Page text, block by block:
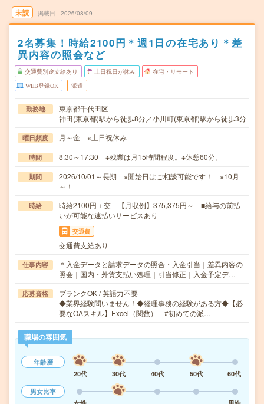
未読 掲載日 2026/08/09
2名募集！時給2100円＊週1日の在宅あり＊差
異内容の照会など
交通費別途支給あり 土日祝日が休み 在宅・リモート
WEB登録OK 派遣
勤務地
東京都千代田区
神田(東京都)駅から徒歩8分／小川町(東京都)駅から徒歩3分
曜日頻度 月～金 ※土日祝休み
時間 8:30～17:30 ※残業は月15時間程度。※休憩60分。
期間
2026/10/01～長期 ※開始日はご相談可能です！ ※10月
～！
時給
時給2100円＋交 【月収例】375,375円～ ■給与の前払
いが可能な速払いサービスあり
交通費
交通費支給あり
仕事内容
＊入金データと請求データの照合・入金引当｜差異内容の
照会｜国内・外貨支払い処理｜引当修正｜入金予定デ…
応募資格
ブランクOK / 英語力不要
◆業界経験問いません！◆経理事務の経験がある方◆【必
要なOAスキル】Excel（関数） #初めての派…
職場の雰囲気
年齢層
20代
30代 40代 50代
60代
男女比率